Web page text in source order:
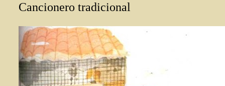
Cancionero tradicional